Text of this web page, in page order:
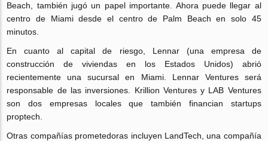
Beach, también jugó un papel importante. Ahora puede llegar al
centro de Miami desde el centro de Palm Beach en solo 45
minutos.
En cuanto al capital de riesgo, Lennar (una empresa de
construcción de viviendas en los Estados Unidos) abrió
recientemente una sucursal en Miami. Lennar Ventures será
responsable de las inversiones. Krillion Ventures y LAB Ventures
son dos empresas locales que también financian startups
proptech.
Otras compañías prometedoras incluyen LandTech, una compañía